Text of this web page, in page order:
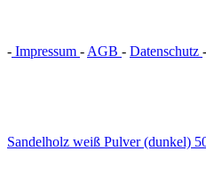
- Impressum - AGB - Datenschutz -
Sandelholz weiß Pulver (dunkel)